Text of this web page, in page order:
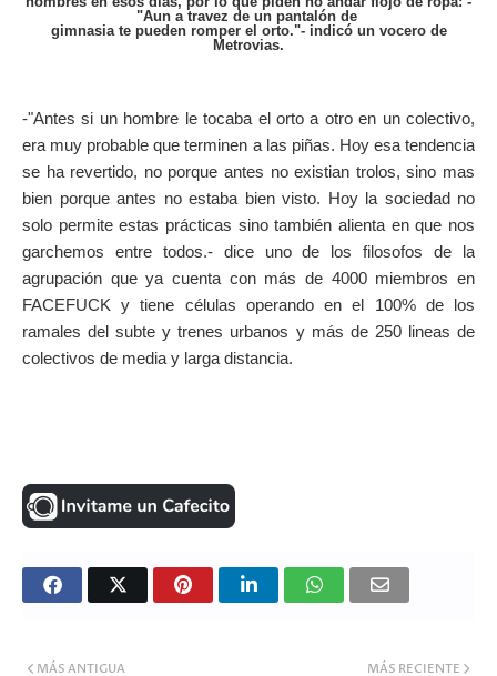
"Aun a travez de un pantalón de
gimnasia te pueden romper el orto."- indicó un vocero de
Metrovias.
-"Antes si un hombre le tocaba el orto a otro en un colectivo,
era muy probable que terminen a las piñas. Hoy esa tendencia
se ha revertido, no porque antes no existian trolos, sino mas
bien porque antes no estaba bien visto. Hoy la sociedad no
solo permite estas prácticas sino también alienta en que nos
garchemos entre todos.- dice uno de los filosofos de la
agrupación que ya cuenta con más de 4000 miembros en
FACEFUCK y tiene células operando en el 100% de los
ramales del subte y trenes urbanos y más de 250 lineas de
colectivos de media y larga distancia.
MÁS RECIENTE
MÁS ANTIGUA